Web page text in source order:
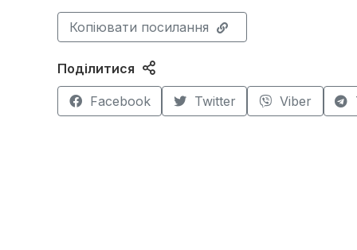
Копіювати посилання
Поділитися
Facebook Twitter Viber